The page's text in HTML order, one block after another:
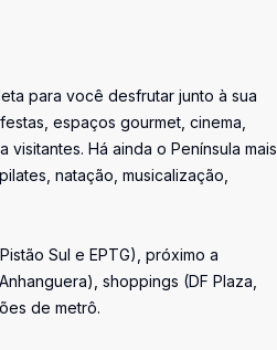
para você desfrutar junto à sua
espaços gourmet, cinema,
Há ainda o Península mais
natação, musicalização,
Sul e EPTG), próximo a
shoppings (DF Plaza,
de metrô.